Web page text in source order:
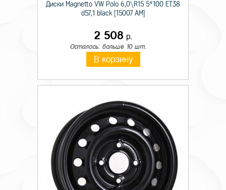
Диски Magnetto VW Polo 6,0\R15 5*100 ET38
d57,1 black [15007 AM]
2 508 р.
Осталось: больше 10 шт.
В корзину